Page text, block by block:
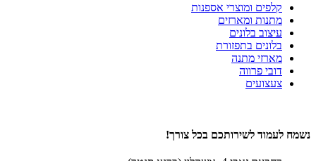
קלפים ומוצרי אספנות
מתנות ומארזים
עיצוב בלונים
בלונים בתפזורת
מארזי מתנה
דובי פרווה
צעצועים
נשמח לעמוד לשירותכם בכל צורך!